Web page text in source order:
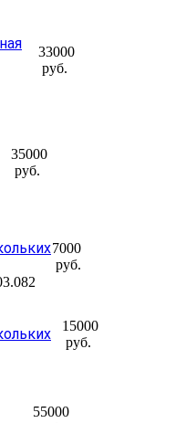
33000
руб.
35000
руб.
7000
руб.
15000
руб.
55000